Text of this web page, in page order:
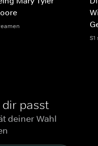
passt
deiner Wahl